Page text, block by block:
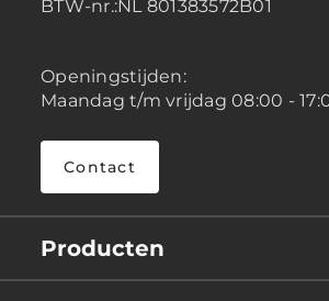
BTW-nr.:NL 801383572B01
Openingstijden:
Maandag t/m vrijdag 08:00 -
Contact
Producten